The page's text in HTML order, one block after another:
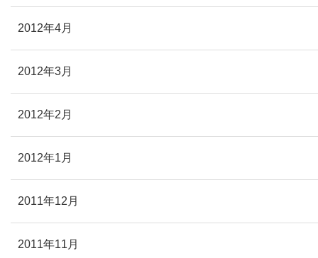
2012年4月
2012年3月
2012年2月
2012年1月
2011年12月
2011年11月